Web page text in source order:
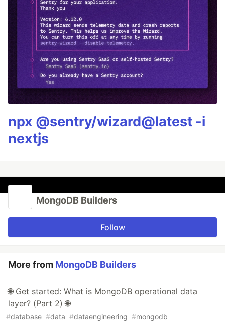
npx @sentry/wizard@latest -i
nextjs
MongoDB Builders
Follow
More from MongoDB Builders
🌐 Get started: What is MongoDB operational data
layer? (Part 2) 🌐
#database #data #dataengineering #mongodb